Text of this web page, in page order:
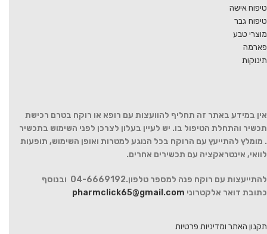
טיפוח אישה
טיפוח גבר
מוצרי טבע
פארמה
תינוקות
אין במידע באתר זה תחליף להוועצות עם רופא או רוקח בטרם רכישת
תכשיר והתחלת הטיפול בו. יש לעיין בעלון לצרכן לפני השימוש בתכשיר
. מומלץ להתייעץ עם הרוקח בכל הנוגע למטרות ואופן השימוש, תופעות
לוואי, אינטראקציה עם תכשירים אחרים.
להתייעצות עם רוקח פנה למספר טלפון.04-6669192 ובנוסף
כתובת דואר אלקטרוני pharmclick65@gmail.com
תקנון האתר ומדיניות פרטיות